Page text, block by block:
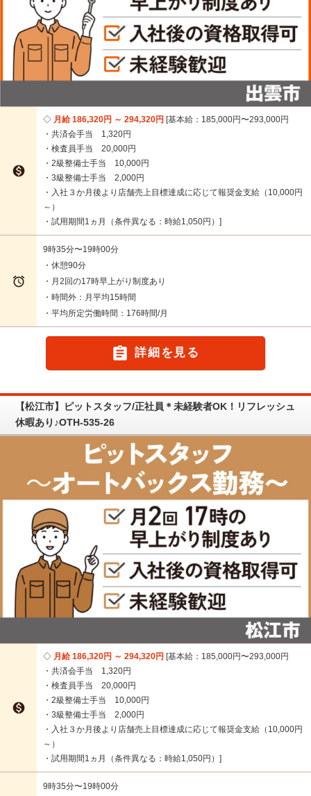

月給 186,320円 ～ 294,320円 基本給：185,000円〜293,000円
・共済会手当 1,320円
・検査員手当 20,000円
・2級整備士手当 10,000円
・3級整備士手当 2,000円
・入社３か月後より店舗売上目標達成に応じて報奨金支給（10,000円
～）
・試用期間1ヵ月（条件異なる：時給1,050円）

9時35分〜19時00分
・休憩90分
・月2回の17時早上がり制度あり
・時間外：月平均15時間
・平均所定労働時間：176時間/月
 詳細を見る
【松江市】ピットスタッフ/正社員＊未経験者OK！リフレッシュ
休暇あり♪OTH-535-26

月給 186,320円 ～ 294,320円 基本給：185,000円〜293,000円
・共済会手当 1,320円
・検査員手当 20,000円
・2級整備士手当 10,000円
・3級整備士手当 2,000円
・入社３か月後より店舗売上目標達成に応じて報奨金支給（10,000円
～）
・試用期間1ヵ月（条件異なる：時給1,050円）
9時35分〜19時00分